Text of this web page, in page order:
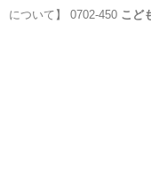
について】 0702-450 こど